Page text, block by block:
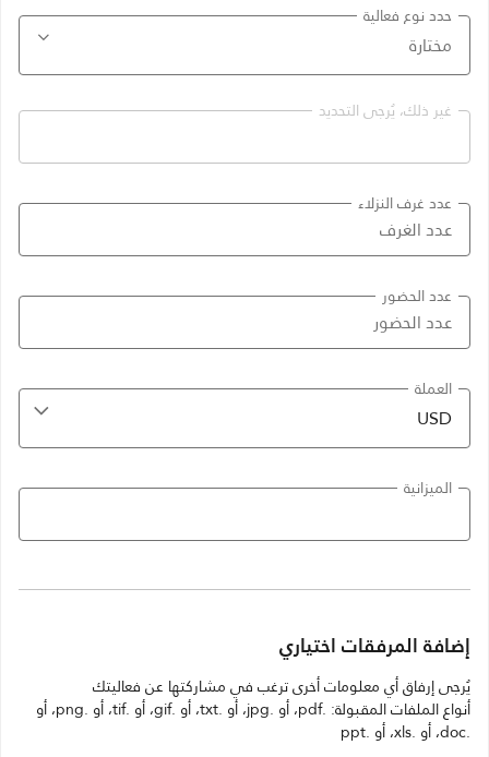
حدد نوع فعالية
غير ذلك، يُرجى التحديد
عدد غرف النزلاء
عدد الحضور
العملة
الميزانية
إضافة المرفقات اختياري
يُرجى إرفاق أي معلومات أخرى ترغب في مشاركتها عن فعاليتك
أنواع الملفات المقبولة: .pdf، أو .jpg، أو .txt، أو .gif، أو .tif، أو .png، أو
.doc، أو .xls، أو .ppt